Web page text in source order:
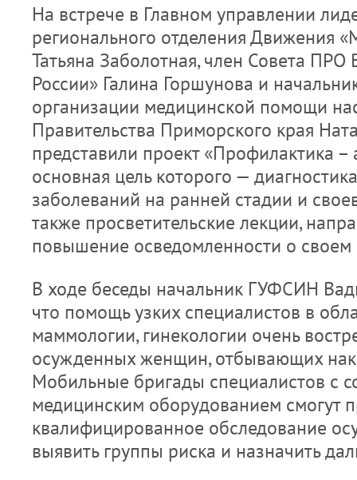
На встрече в Главном управлении
регионального отделения Движения
Татьяна Заболотная, член Совета
России» Галина Горшунова и
организации медицинской помощи
Правительства Приморского края
представили проект «Профилактика –
основная цель которого —
заболеваний на ранней стадии и
также просветительские лекции,
повышение осведомленности о своем
В ходе беседы начальник ГУФСИН
что помощь узких специалистов в
маммологии, гинекологии очень
осужденных женщин, отбывающих
Мобильные бригады специалистов с
медицинским оборудованием смогут
квалифицированное обследование
выявить группы риска и назначить